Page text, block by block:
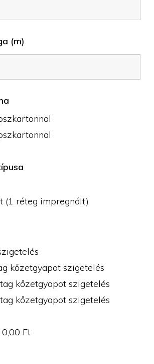
(m)
(1 réteg impregnált)
kőzetgyapot szigetelés
kőzetgyapot szigetelés
kőzetgyapot szigetelés
0,00 Ft